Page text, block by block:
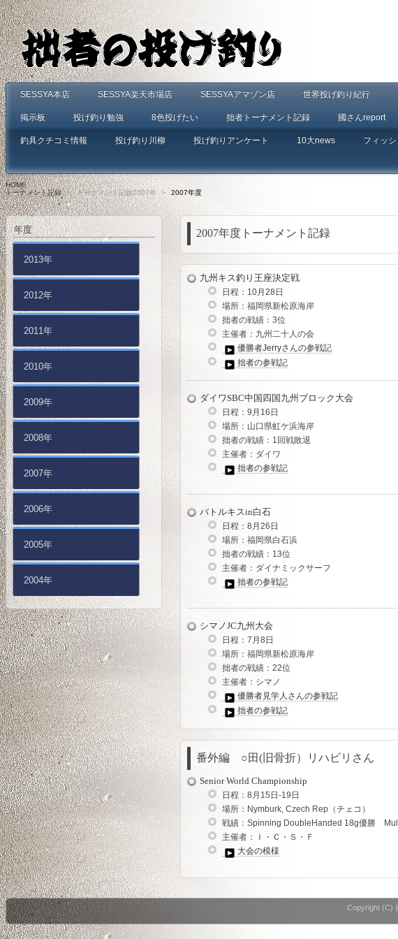
SESSYA本店 SESSYA楽天市場店 SESSYAアマゾン店 世界投げ釣り紀行
掲示板 投げ釣り勉強 8色投げたい 拙者トーナメント記録 國さんreport
釣具クチコミ情報 投げ釣り川柳 投げ釣りアンケート 10大news フィッ
HOME>
トーナメント記録 > トーナメント記録2007年 > 2007年度
2007年度トーナメント記録
九州キス釣り王座決定戦
日程：10月28日
場所：福岡県新松原海岸
拙者の戦績：3位
主催者：九州二十人の会
優勝者Jerryさんの参戦記
拙者の参戦記
ダイワSBC中国四国九州ブロック大会
日程：9月16日
場所：山口県虹ケ浜海岸
拙者の戦績：1回戦敗退
主催者：ダイワ
拙者の参戦記
バトルキスin白石
日程：8月26日
場所：福岡県白石浜
拙者の戦績：13位
主催者：ダイナミックサーフ
拙者の参戦記
シマノJC九州大会
日程：7月8日
場所：福岡県新松原海岸
拙者の戦績：22位
主催者：シマノ
優勝者見学人さんの参戦記
拙者の参戦記
番外編 ○田(旧骨折）リハビリさん
Senior World Championship
日程：8月15日-19日
場所：Nymburk, Czech Rep（チェコ）
戦績：Spinning DoubleHanded 18g優勝
主催者：Ｉ・Ｃ・Ｓ・Ｆ
大会の模様
年度
2013年
2012年
2011年
2010年
2009年
2008年
2007年
2006年
2005年
2004年
Copyright